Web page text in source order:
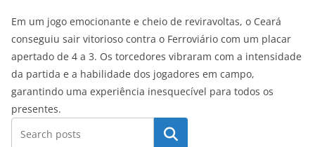
Em um jogo emocionante e cheio de reviravoltas, o Ceará
conseguiu sair vitorioso contra o Ferroviário com um placar
apertado de 4 a 3. Os torcedores vibraram com a intensidade
da partida e a habilidade dos jogadores em campo,
garantindo uma experiência inesquecível para todos os
presentes.
Pesquisar